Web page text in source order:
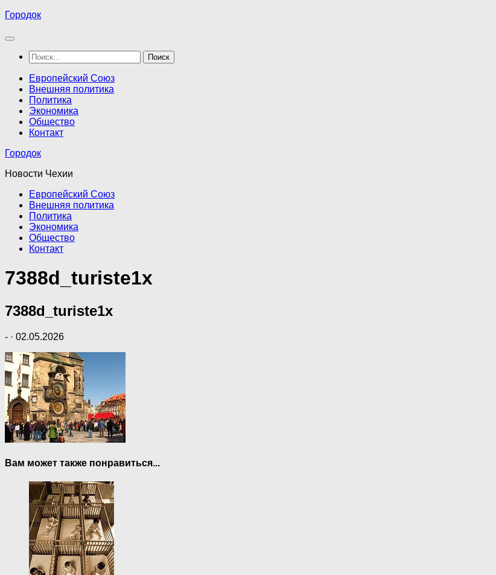
Перейти
содержимому
Городок
Найти:
Европейский Союз
Внешняя политика
Политика
Экономика
Общество
Контакт
Городок
Новости Чехии
Европейский Союз
Внешняя политика
Политика
Экономика
Общество
Контакт
7388d_turiste1x
7388d_turiste1x
- · 02.05.2026
Вам может также понравиться...